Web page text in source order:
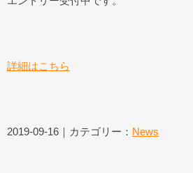
詳細はこちら
2019-09-16｜カテゴリー： News